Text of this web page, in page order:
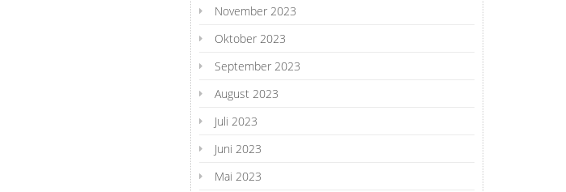
November 2023
Oktober 2023
September 2023
August 2023
Juli 2023
Juni 2023
Mai 2023